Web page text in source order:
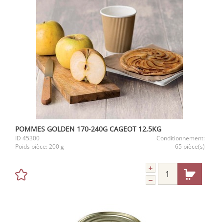
POMMES GOLDEN 170-240G CAGEOT 12,5KG
ID 45300
Conditionnement:
Poids pièce: 200 g 65 pièce(s)